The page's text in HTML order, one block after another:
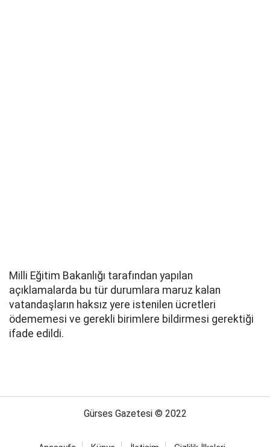
Milli Eğitim Bakanlığı tarafından yapılan
açıklamalarda bu tür durumlara maruz kalan
vatandaşların haksız yere istenilen ücretleri
ödememesi ve gerekli birimlere bildirmesi gerektiği
ifade edildi.
Gürses Gazetesi © 2022